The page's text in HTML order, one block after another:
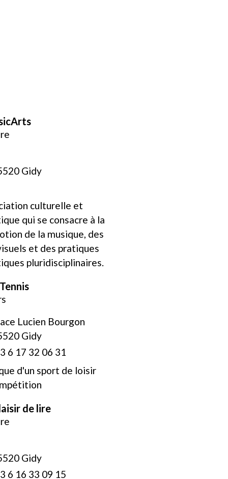
Gidy
culturelle et
qui se consacre à la
de la musique, des
et des pratiques
pluridisciplinaires.
Lucien Bourgon
Gidy
6 17 32 06 31
d'un sport de loisir
de lire
Gidy
6 16 33 09 15